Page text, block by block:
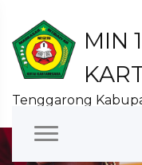
MIN
Tenggarong